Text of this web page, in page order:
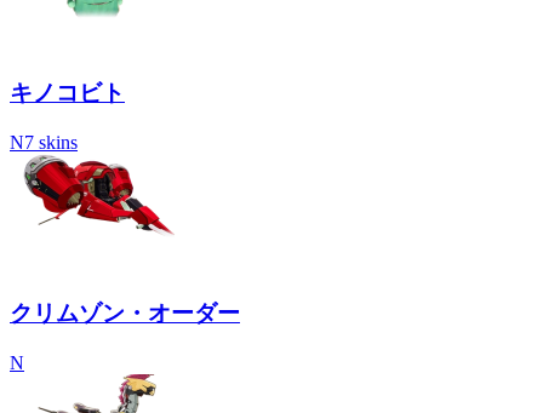
キノコビト
N7 skins
クリムゾン・オーダー
N